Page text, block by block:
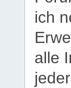
ich
alle